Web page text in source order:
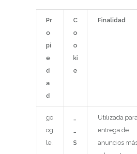
Pr
o
pi
e
d
a
d
C
o
o
ki
e
Finalidad
go
og
le.
S
Utilizada
entrega de
anuncios